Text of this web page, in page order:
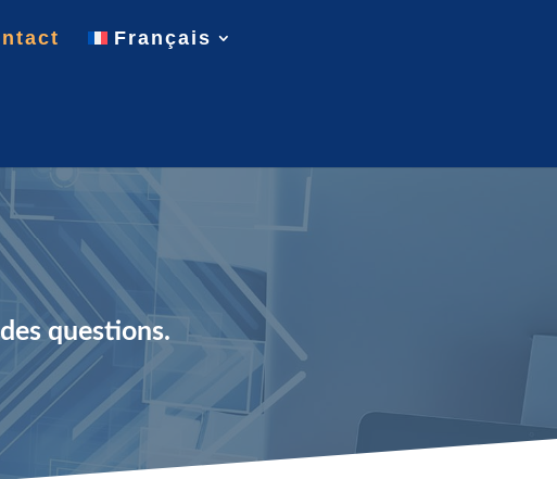
Français
questions.